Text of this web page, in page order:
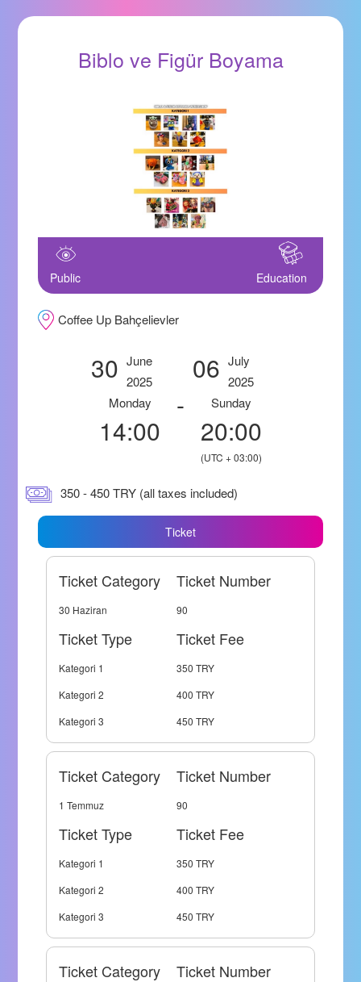
Biblo ve Figür Boyama
Public Education
Coffee Up Bahçelievler
30 June
2025
Monday
14:00
-
06 July
2025
Sunday
20:00
(UTC + 03:00)
350 - 450 TRY (all taxes included)
Ticket
Ticket Category Ticket Number
30 Haziran 90
Ticket Type Ticket Fee
Kategori 1
350 TRY
Kategori 2
400 TRY
Kategori 3
450 TRY
Ticket Category Ticket Number
1 Temmuz 90
Ticket Type Ticket Fee
Kategori 1
350 TRY
Kategori 2
400 TRY
Kategori 3
450 TRY
Ticket Category Ticket Number